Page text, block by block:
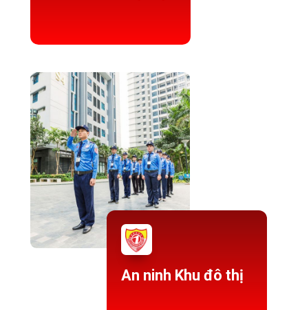
An ninh Khu đô thị